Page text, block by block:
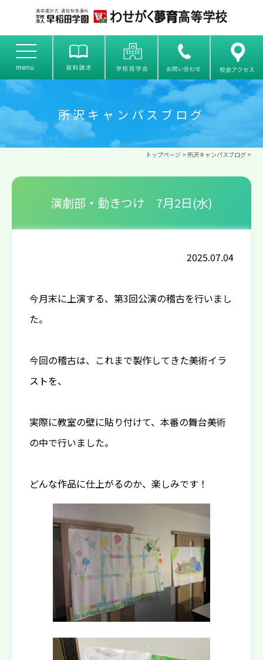
所沢キャンパスブログ
トップページ > 所沢キャンパスブログ >
演劇部・動きつけ 7月2日(水)
2025.07.04
今月末に上演する、第3回公演の稽古を行いまし
た。
今回の稽古は、これまで製作してきた美術イラ
ストを、
実際に教室の壁に貼り付けて、本番の舞台美術
の中で行いました。
どんな作品に仕上がるのか、楽しみです！